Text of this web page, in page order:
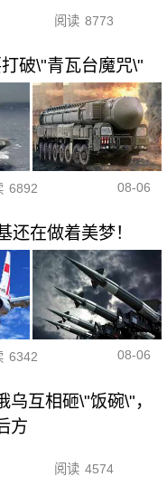
阅读 8773
破\"青瓦台魔咒\"
6892 08-06
还在做着美梦！
6342 08-06
乌互相砸\"饭碗\"，
方
阅读 4574